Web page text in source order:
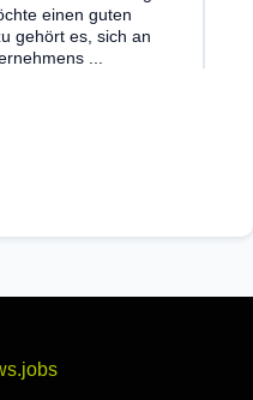
einen guten
gehört es, sich an
...